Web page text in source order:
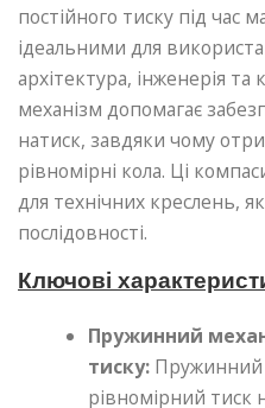
постійного тиску під час
ідеальними для
архітектура, інженерія
механізм допомагає
натиск, завдяки чому
рівномірні кола. Ці
для технічних креслень,
послідовності.
Ключові
Пружинний
тиску: Пружинний
рівномірний тиск